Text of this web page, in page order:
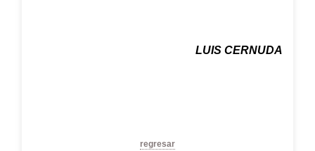
LUIS CERNUDA
regresar